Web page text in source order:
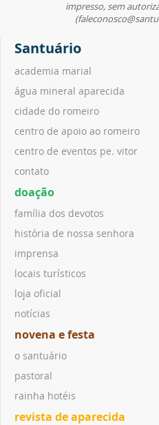
impresso, sem
Santuário
academia marial
água mineral aparecida
cidade do romeiro
centro de apoio ao romeiro
centro de eventos pe. vitor
contato
doação
família dos devotos
história de nossa senhora
imprensa
locais turísticos
loja oficial
notícias
novena e festa
o santuário
pastoral
rainha hotéis
revista de aparecida